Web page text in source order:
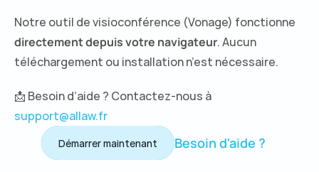
directement depuis votre navigateur. Aucun
téléchargement ou installation n’est nécessaire.
support@allaw.fr
Démarrer maintenant
Démarrer maintenant Besoin d'aide ?